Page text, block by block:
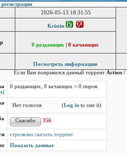
регистрации
2026-05-13 18:31:55
Kristin
0 раздающих 0 качающих
Посмотреть информацию
Если Вам понравился данный торрент Action /
0 раздающих, 0 качающих = 0 пиров
Нет голосов (Log into rate it)
356
cтрелялки скачать торрент
Показать данные